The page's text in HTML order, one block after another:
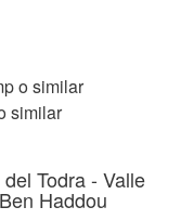
o similar
similar
Todra - Valle
Haddou